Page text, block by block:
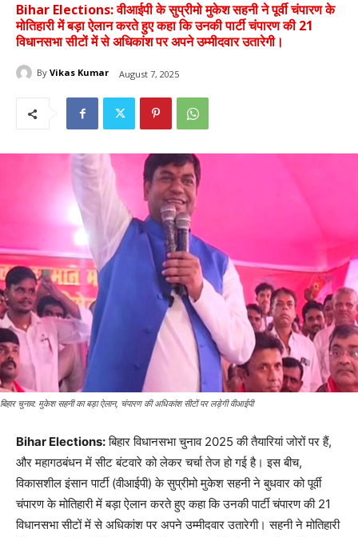
Bihar Elections: वीआईपी के सुप्रीमो मुकेश सहनी ने पूर्वी चंपारण के
मोतिहारी में बड़ा ऐलान करते हुए कहा कि उनकी पार्टी चंपारण की 21
विधानसभा सीटों में से अधिकांश पर अपने उम्मीदवार उतारेगी।
By Vikas Kumar August 7, 2025
बिहार चुनाव: मुकेश सहनी का बड़ा ऐलान, चंपारण की अधिकांश सीटों पर लड़ेगी वीआईपी
Bihar Elections:बिहार विधानसभा चुनाव 2025 की तैयारियां जोरों पर हैं,
और महागठबंधन में सीट बंटवारे को लेकर चर्चा तेज हो गई है। इस बीच,
विकासशील इंसान पार्टी (वीआईपी) के सुप्रीमो मुकेश सहनी ने बुधवार को पूर्वी
चंपारण के मोतिहारी में बड़ा ऐलान करते हुए कहा कि उनकी पार्टी चंपारण की 21
विधानसभा सीटों में से अधिकांश पर अपने उम्मीदवार उतारेगी। सहनी ने मोतिहारी